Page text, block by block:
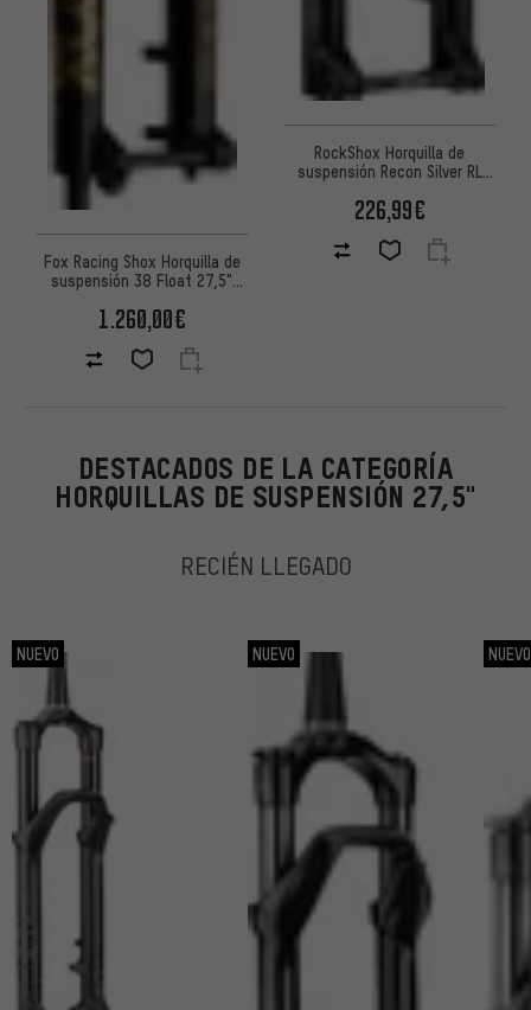
Fox Racing Shox Horquilla de
suspensión 38 Float 27,5"
1.260,00€
RockShox Horquilla de
suspensión Recon Silver RL
226,99€
DESTACADOS DE LA CATEGORÍA
HORQUILLAS DE SUSPENSIÓN 27,5"
RECIÉN LLEGADO
NUEVO NUEVO NUEVO